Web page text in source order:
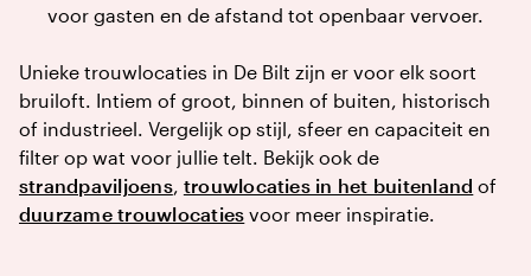
voor gasten en de afstand tot openbaar vervoer.
Unieke trouwlocaties in De Bilt zijn er voor elk soort
bruiloft. Intiem of groot, binnen of buiten, historisch
of industrieel. Vergelijk op stijl, sfeer en capaciteit en
filter op wat voor jullie telt. Bekijk ook de
strandpaviljoens, trouwlocaties in het buitenland of
duurzame trouwlocaties voor meer inspiratie.